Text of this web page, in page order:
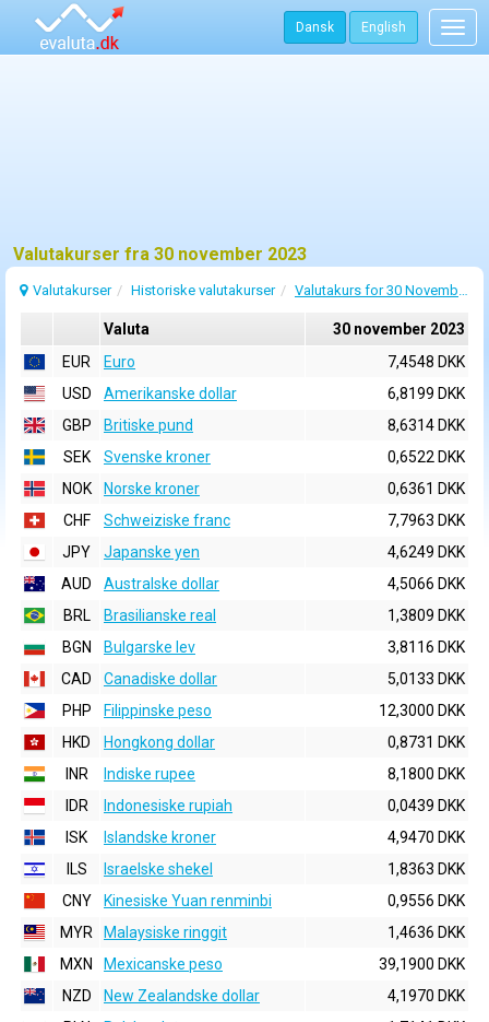
Dansk English
Valutakurser fra 30 november 2023
Valutakurser Historiske valutakurser Valutakurs for 30 November 2023
Valuta
30 november 2023
EUR
Euro
7,4548 DKK
USD
Amerikanske dollar
6,8199 DKK
GBP
Britiske pund
8,6314 DKK
SEK
Svenske kroner
0,6522 DKK
NOK
Norske kroner
0,6361 DKK
CHF
Schweiziske franc
7,7963 DKK
JPY
Japanske yen
4,6249 DKK
AUD
Australske dollar
4,5066 DKK
BRL
Brasilianske real
1,3809 DKK
BGN
Bulgarske lev
3,8116 DKK
CAD
Canadiske dollar
5,0133 DKK
PHP
Filippinske peso
12,3000 DKK
HKD
Hongkong dollar
0,8731 DKK
INR
Indiske rupee
8,1800 DKK
IDR
Indonesiske rupiah
0,0439 DKK
ISK
Islandske kroner
4,9470 DKK
ILS
Israelske shekel
1,8363 DKK
CNY
Kinesiske Yuan renminbi
0,9556 DKK
MYR
Malaysiske ringgit
1,4636 DKK
MXN
Mexicanske peso
39,1900 DKK
NZD
New Zealandske dollar
4,1970 DKK